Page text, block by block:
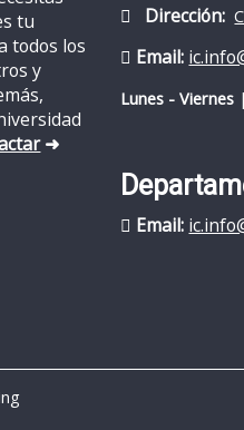
tu
todos los
y
➜
Dirección:
Email:
Lunes - Viernes
Email: